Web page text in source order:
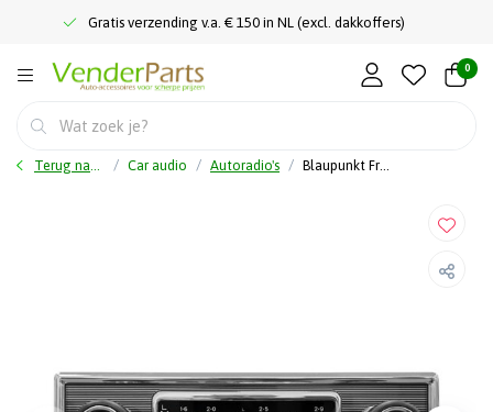
Gratis verzending v.a. € 150 in NL (excl. dakkoffers)
0
Terug naar home Car audio Autoradio's Blaupunkt Frankfurt Stereo MB - Autoradio retro - DAB+ - BT - USB - AUX